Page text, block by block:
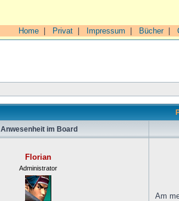
Home Privat Impressum Bücher|
Anwesenheit im Board
Florian
Administrator
Am